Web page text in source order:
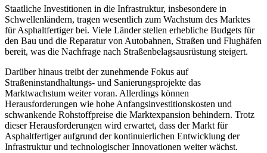
Staatliche Investitionen in die Infrastruktur, insbesondere in
Schwellenländern, tragen wesentlich zum Wachstum des Marktes
für Asphaltfertiger bei. Viele Länder stellen erhebliche Budgets für
den Bau und die Reparatur von Autobahnen, Straßen und Flughäfen
bereit, was die Nachfrage nach Straßenbelagsausrüstung steigert.
Darüber hinaus treibt der zunehmende Fokus auf
Straßeninstandhaltungs- und Sanierungsprojekte das
Marktwachstum weiter voran. Allerdings können
Herausforderungen wie hohe Anfangsinvestitionskosten und
schwankende Rohstoffpreise die Marktexpansion behindern. Trotz
dieser Herausforderungen wird erwartet, dass der Markt für
Asphaltfertiger aufgrund der kontinuierlichen Entwicklung der
Infrastruktur und technologischer Innovationen weiter wächst.